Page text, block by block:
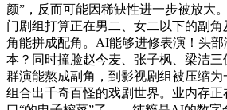
颜”，反而可能因稀缺性进一步被放大
门剧组打算正在男二、女二以下的副
角能拼成配角。AI能够进修表演！头
本？同时撞脸赵今麦、张子枫、梁洁
群演能熬成副角，到影视剧组被压缩
组合出千奇百怪的戏剧世界。业内存